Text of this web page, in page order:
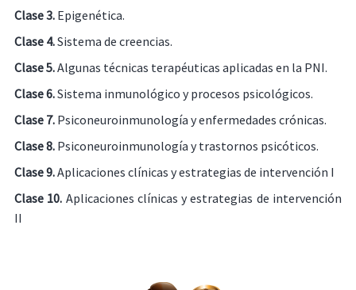
Clase 3. Epigenética.
Clase 4.Sistema de creencias.
Clase 5.Algunas técnicas terapéuticas aplicadas en la PNI.
Clase 6.Sistema inmunológico y procesos psicológicos.
Clase 7. Psiconeuroinmunología y enfermedades crónicas.
Clase 8. Psiconeuroinmunología y trastornos psicóticos.
Clase 9.Aplicaciones clínicas y estrategias de intervención I
Clase 10. Aplicaciones clínicas y estrategias de intervención
II